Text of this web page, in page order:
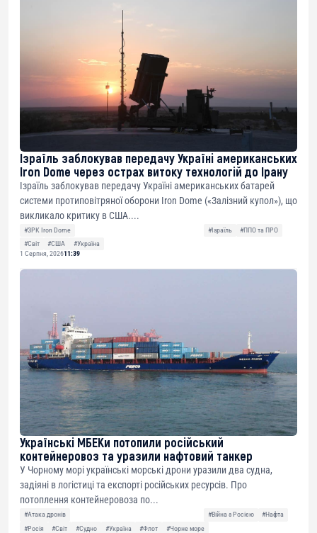
Ізраїль заблокував передачу Україні американських
Iron Dome через острах витоку технологій до Ірану
Ізраїль заблокував передачу Україні американських батарей
системи протиповітряної оборони Iron Dome («Залізний купол»), що
викликало критику в США....
#ЗРК Iron Dome #Ізраїль
#ППО та ПРО
#Світ
#США
#Україна
1 Серпня, 202611:39
Українські МБЕКи потопили російський
контейнеровоз та уразили нафтовий танкер
У Чорному морі українські морські дрони уразили два судна,
задіяні в логістиці та експорті російських ресурсів. Про
потоплення контейнеровоза по...
#Атака дронів #Війна з Росією
#Нафта
#Росія
#Світ #Судно #Україна #Флот
#Чорне море